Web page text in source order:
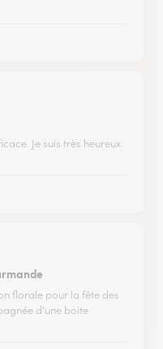
Je suis très heureux
florale pour la fête des
d'une boite